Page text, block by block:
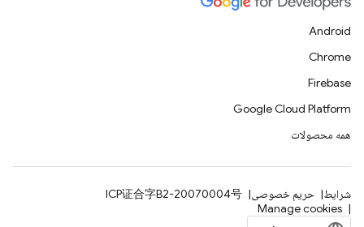
Android
Chrome
Firebase
Google Cloud Platform
همه محصولات
شرایط حریم خصوصی
ICP证合字B2-20070004号
Manage cookies